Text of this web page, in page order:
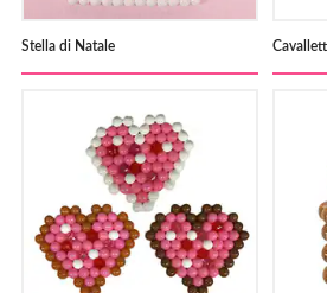
Stella di Natale